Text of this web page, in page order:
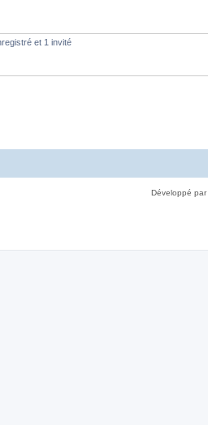
et 1 invité
Développé par